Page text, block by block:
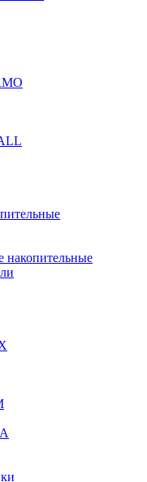
накопительные